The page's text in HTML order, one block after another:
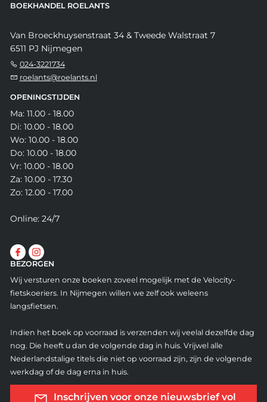
BOEKHANDEL ROELANTS
Van Broeckhuysenstraat 34 & Tweede Walstraat 7
6511 PJ Nijmegen
024-3221734
roelants@roelants.nl
OPENINGSTIJDEN
Ma: 11.00 - 18.00
Di: 10.00 - 18.00
Wo: 10.00 - 18.00
Do: 10.00 - 18.00
Vr: 10.00 - 18.00
Za: 10.00 - 17.30
Zo: 12.00 - 17.00
Online: 24/7
BEZORGEN
Wij versturen onze boeken zoveel mogelijk met de Velocity-
fietskoeriers. In Nijmegen willen we zelf ook weleens
langsfietsen.
Indien het boek op voorraad is verzenden wij veelal dezelfde dag
nog. Die heeft u dan de volgende dag in huis. Vrijwel alle
Nederlandstalige titels die niet op voorraad zijn, zijn de volgende
werkdag of de dag erna in huis.
Inschrijven voor onze nieuwsbrief vol